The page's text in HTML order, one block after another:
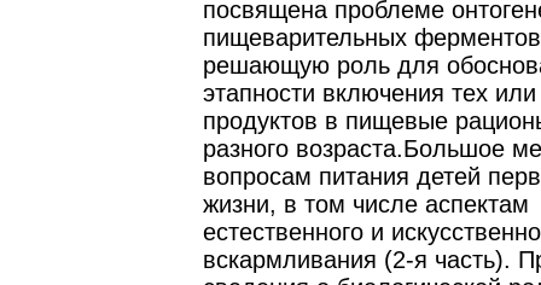
посвящена проблеме
пищеварительных
решающую роль для
этапности включения тех
продуктов в пищевые
разного возраста.Большое
вопросам питания детей
жизни, в том числе аспектам
естественного и
вскармливания (2-я часть).